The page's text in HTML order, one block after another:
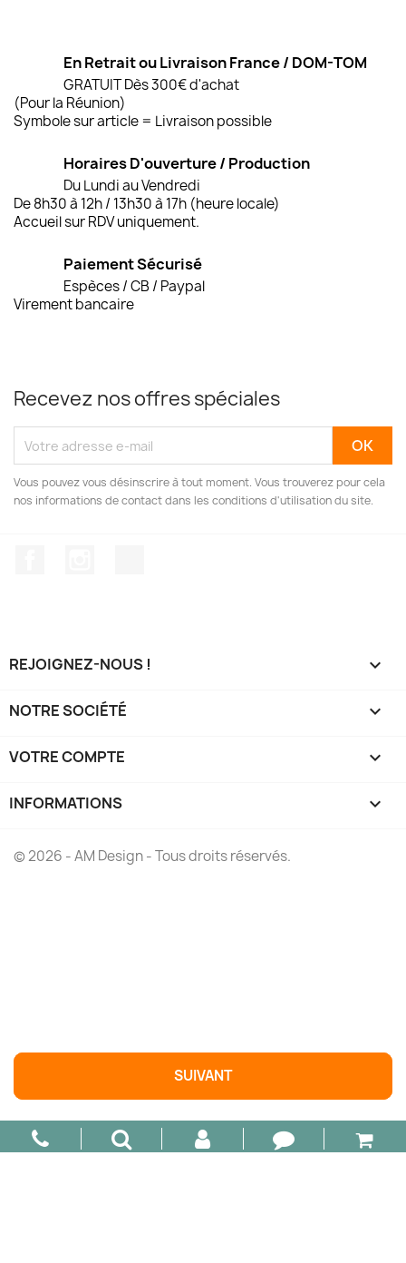
AJOUTER AU PANIER
SUIVANT
En Retrait ou Livraison France / DOM-TOM
GRATUIT Dès 300€ d'achat
(Pour la Réunion)
Symbole sur article = Livraison possible
Horaires D'ouverture / Production
Du Lundi au Vendredi
De 8h30 à 12h / 13h30 à 17h (heure locale)
Accueil sur RDV uniquement.
Paiement Sécurisé
Espèces / CB / Paypal
Virement bancaire
Recevez nos offres spéciales
Vous pouvez vous désinscrire à tout moment. Vous trouverez pour cela
nos informations de contact dans les conditions d'utilisation du site.
REJOIGNEZ-NOUS ! 
NOTRE SOCIÉTÉ 
VOTRE COMPTE 
INFORMATIONS keyboard_arrow_down
© 2026 - AM Design - Tous droits réservés.